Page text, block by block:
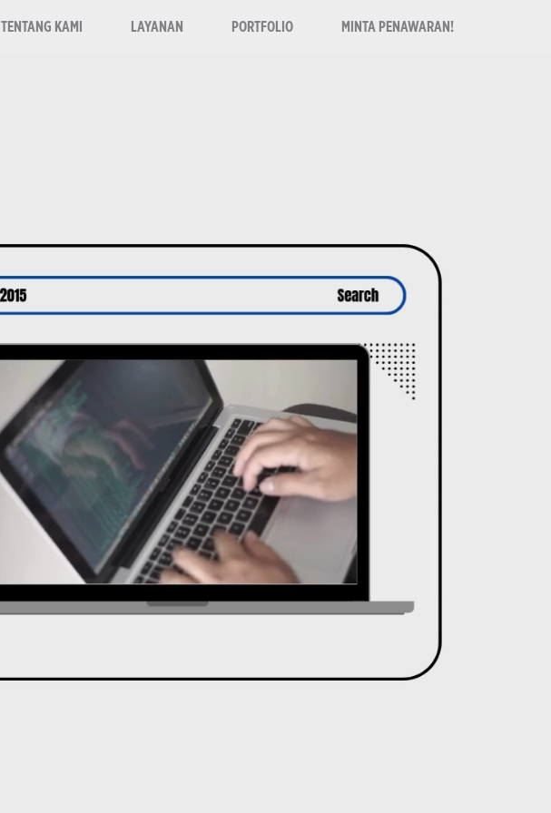
TENTANG KAMI LAYANAN PORTFOLIO MINTA PENAWARAN!